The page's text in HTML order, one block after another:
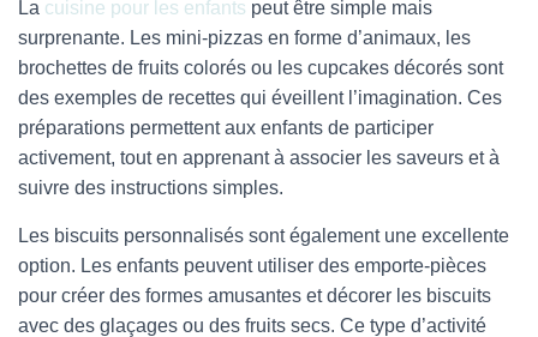
La cuisine pour les enfants peut être simple mais
surprenante. Les mini-pizzas en forme d’animaux, les
brochettes de fruits colorés ou les cupcakes décorés sont
des exemples de recettes qui éveillent l’imagination. Ces
préparations permettent aux enfants de participer
activement, tout en apprenant à associer les saveurs et à
suivre des instructions simples.
Les biscuits personnalisés sont également une excellente
option. Les enfants peuvent utiliser des emporte-pièces
pour créer des formes amusantes et décorer les biscuits
avec des glaçages ou des fruits secs. Ce type d’activité